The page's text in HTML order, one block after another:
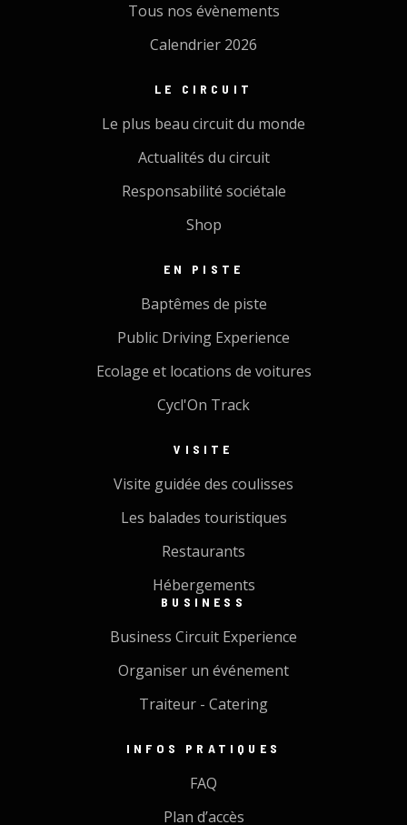
Tous nos évènements
Calendrier 2026
LE CIRCUIT
Le plus beau circuit du monde
Actualités du circuit
Responsabilité sociétale
Shop
EN PISTE
Baptêmes de piste
Public Driving Experience
Ecolage et locations de voitures
Cycl'On Track
VISITE
Visite guidée des coulisses
Les balades touristiques
Restaurants
Hébergements
BUSINESS
Business Circuit Experience
Organiser un événement
Traiteur - Catering
INFOS PRATIQUES
FAQ
Plan d’accès